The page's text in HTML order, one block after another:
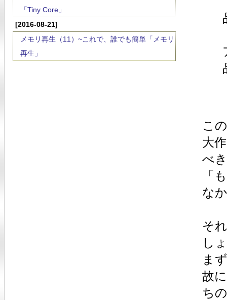
「Tiny Core」
[2016-08-21]
メモリ再生（11）~これで、誰でも簡単「メモリ
再生」
こ
大
べ
「
な
そ
し
ま
故
ち